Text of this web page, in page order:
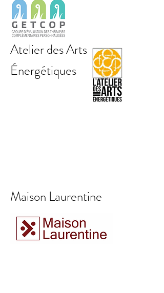
Atelier des Arts
Énergétiques
Maison Laurentine